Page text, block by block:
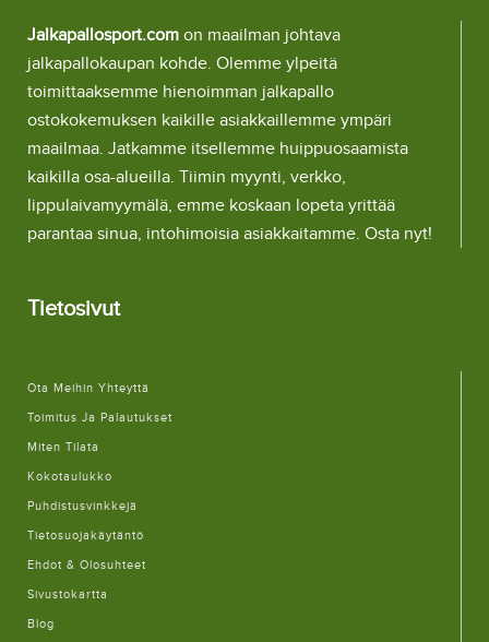
Jalkapallosport.com on maailman johtava
jalkapallokaupan kohde. Olemme ylpeitä
toimittaaksemme hienoimman jalkapallo
ostokokemuksen kaikille asiakkaillemme ympäri
maailmaa. Jatkamme itsellemme huippuosaamista
kaikilla osa-alueilla. Tiimin myynti, verkko,
lippulaivamyymälä, emme koskaan lopeta yrittää
parantaa sinua, intohimoisia asiakkaitamme. Osta nyt!
Tietosivut
Ota Meihin Yhteyttä
Toimitus Ja Palautukset
Miten Tilata
Kokotaulukko
Puhdistusvinkkejä
Tietosuojakäytäntö
Ehdot & Olosuhteet
Sivustokartta
Blog